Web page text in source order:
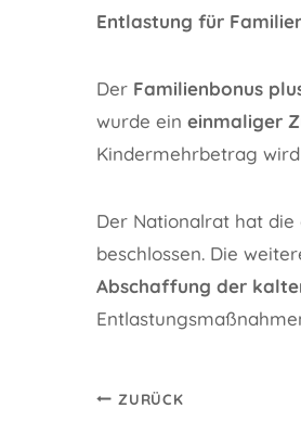
Entlastung für
Der Familienbonus
wurde ein einmaliger
Kindermehrbetrag
Der Nationalrat hat
beschlossen. Die
Abschaffung der
ZURÜCK